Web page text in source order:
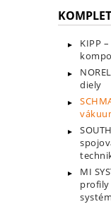
KIPP
diely
MI
profily
systém